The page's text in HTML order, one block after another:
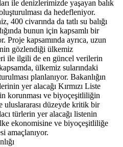
ile denizlerimizde yaşayan balık
da hedefleniyor.
400 civarında da tatlı su balığı
bunun için kapsamlı bir
Proje kapsamında ayrıca, uzun
gözlendiği ülkemiz
ile ilgili de en güncel verilerin
ülkemiz sularındaki
planlanıyor. Bakanlığın
yer alacağı Kırmızı Liste
korunması ve biyoçeşitliliğin
uluslararası düzeyde kritik bir
türlerin yer alacağı listenin
ekonomisine ve biyoçeşitliliğe
amaçlanıyor.